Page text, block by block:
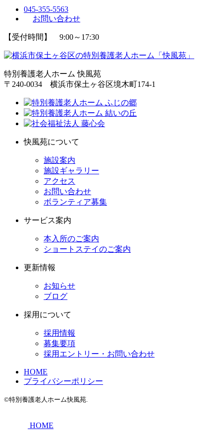
045-355-5563
お問い合わせ
【受付時間】 9:00～17:30
特別養護老人ホーム 快風苑
〒240-0034 横浜市保土ヶ谷区境木町174-1
快風苑について
施設案内
施設ギャラリー
アクセス
お問い合わせ
ボランティア募集
サービス案内
本入所のご案内
ショートステイのご案内
更新情報
お知らせ
ブログ
採用について
採用情報
募集要項
採用エントリー・お問い合わせ
HOME
プライバシーポリシー
©特別養護老人ホーム快風苑.
HOME